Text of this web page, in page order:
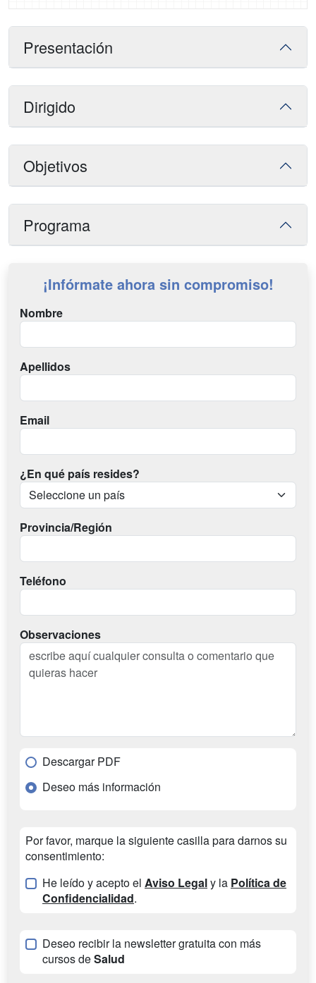
Presentación
Dirigido
Objetivos
Programa
¡Infórmate ahora sin compromiso!
Nombre
Apellidos
Email
¿En qué país resides?
Provincia/Región
Teléfono
Observaciones
Descargar PDF
Deseo más información
Por favor, marque la siguiente casilla para darnos su
consentimiento:
He leído y acepto el Aviso Legaly la Política de
Confidencialidad.
Deseo recibir la newsletter gratuita con más
cursos deSalud